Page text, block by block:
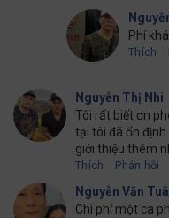
Phí
Thích
Nguyễn Thị Nhi
Tôi rất biết ơn
tại tôi đã ổn
giới thiệu thêm
Thích Phản hồi
Nguyễn Văn
Chi phí một ca